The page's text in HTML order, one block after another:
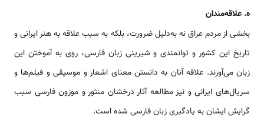
ه. علاقه‌مندان
بخشی از مردم عراق نه به‌دلیل ضرورت، بلکه به سبب علاقه به هنر ایرانی و
تاریخ این کشور و توانمندی و شیرینی زبان فارسی، روی به آموختن این
زبان می‌آورند. علاقه آنان به دانستن معنای اشعار و موسیقی و فیلم‌ها و
سریال‌های ایرانی و نیز مطالعه آثار درخشان منثور و موزون فارسی سبب
گرایش ایشان به یادگیری زبان فارسی شده ‌است.